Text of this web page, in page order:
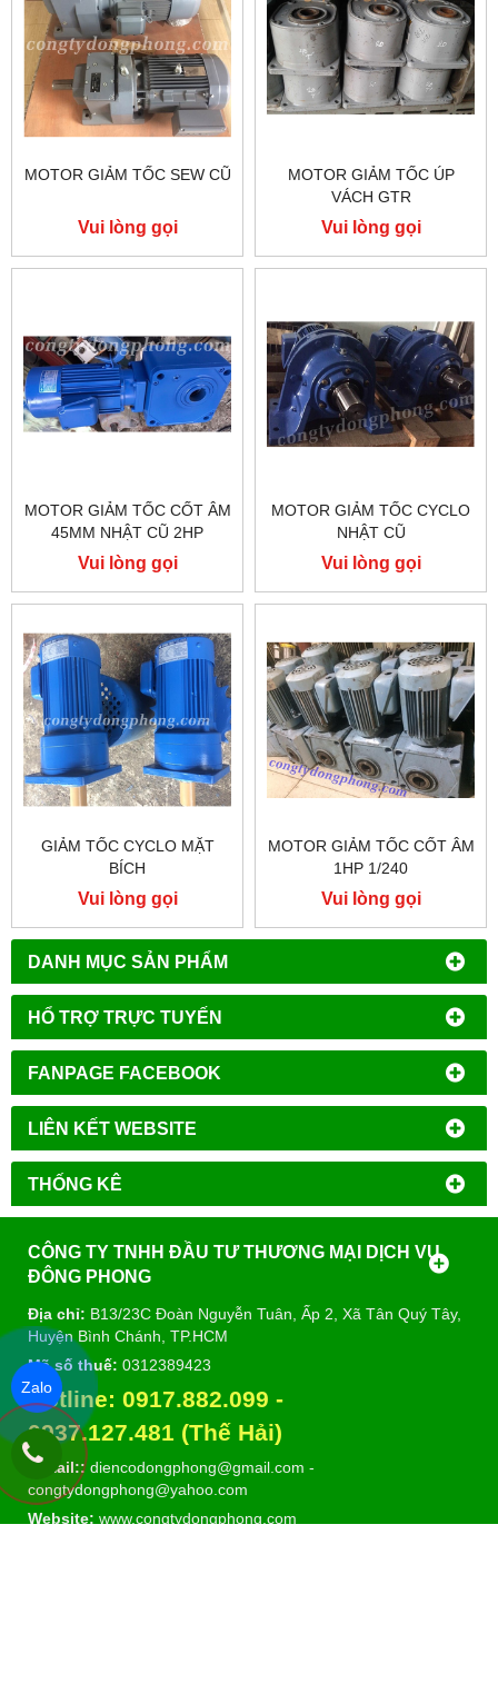
DANH MỤC SẢN PHẨM
HỔ TRỢ TRỰC TUYẾN
FANPAGE FACEBOOK
LIÊN KẾT WEBSITE
THỐNG KÊ
MOTOR GIẢM TỐC SEW CŨ
Vui lòng gọi
MOTOR GIẢM TỐC ÚP
VÁCH GTR
Vui lòng gọi
MOTOR GIẢM TỐC CỐT ÂM
45MM NHẬT CŨ 2HP
Vui lòng gọi
MOTOR GIẢM TỐC CYCLO
NHẬT CŨ
Vui lòng gọi
GIẢM TỐC CYCLO MẶT
BÍCH
Vui lòng gọi
MOTOR GIẢM TỐC CỐT ÂM
1HP 1/240
Vui lòng gọi
CÔNG TY TNHH ĐẦU TƯ THƯƠNG MẠI DỊCH VỤ
ĐÔNG PHONG
Địa chỉ: B13/23C Đoàn Nguyễn Tuân, Ấp 2, Xã Tân Quý Tây,
Huyện Bình Chánh, TP.HCM
Mã số thuế: 0312389423
Hotline: 0917.882.099 -
0937.127.481 (Thế Hải)
E-mail:: diencodongphong@gmail.com -
congtydongphong@yahoo.com
Website: www.congtydongphong.com
Zalo